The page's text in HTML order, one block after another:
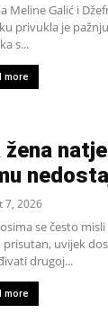
Meline Galić i
privukla je
s...
more
7, 2026
se često
prisutan, uvijek
drugoj...
more